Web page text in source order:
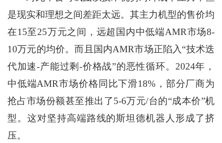
是现实和理想之间差距太远。其主力机型的售价均
在15至25万元之间，远超国内中低端AMR市场8-
10万元的均价。而且国内AMR市场正陷入“技术迭
代加速-产能过剩-价格战”的恶性循环。2024年，
中低端AMR市场价格同比下滑18%，部分厂商为
抢占市场份额甚至推出了5-6万元/台的“成本价”机
型。这对坚持高端路线的斯坦德机器人形成了挤
压。